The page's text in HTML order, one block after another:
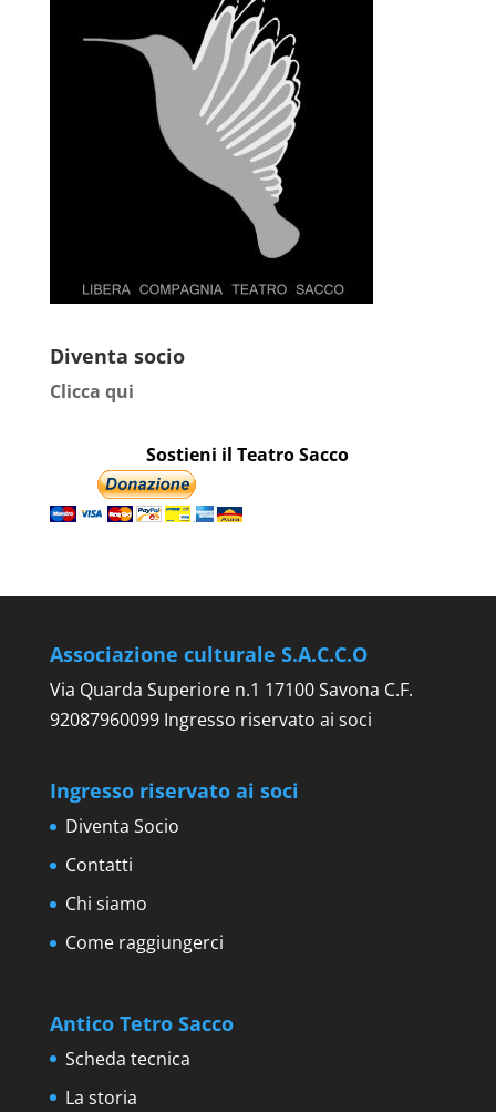
Diventa socio
Clicca qui
Sostieni il Teatro Sacco
Associazione culturale S.A.C.C.O
Via Quarda Superiore n.1 17100 Savona C.F.
92087960099 Ingresso riservato ai soci
Ingresso riservato ai soci
Diventa Socio
Contatti
Chi siamo
Come raggiungerci
Antico Tetro Sacco
Scheda tecnica
La storia